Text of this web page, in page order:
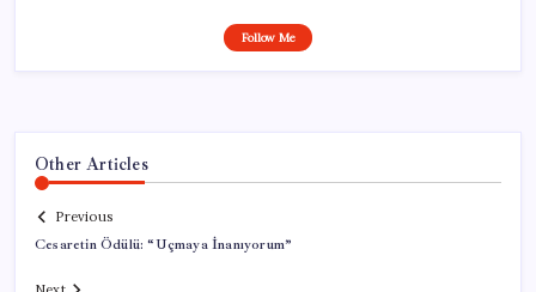
Follow Me
Other Articles
Previous
Cesaretin Ödülü: “Uçmaya İnanıyorum”